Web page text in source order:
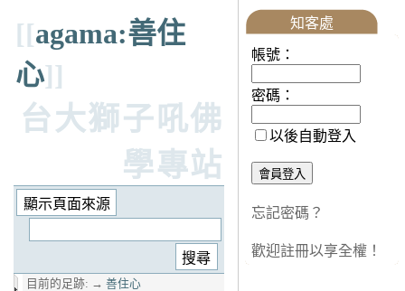
[[agama:善住
心]]
台大獅子吼佛
學專站
目前的足跡: → 善住心
知客處
帳號：
密碼：
以後自動登入
忘記密碼？
歡迎註冊以享全權！